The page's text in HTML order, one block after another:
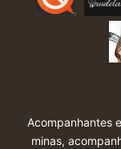
Acompanhantes
minas,